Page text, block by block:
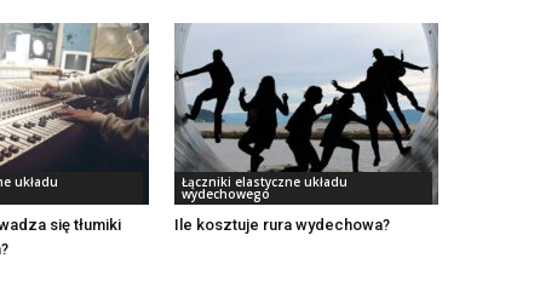
układu
się tłumiki
Łączniki elastyczne układu
wydechowego
Ile kosztuje rura wydechowa?